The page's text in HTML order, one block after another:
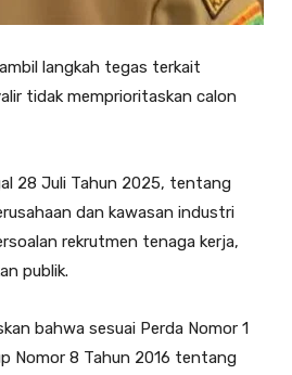
langkah tegas terkait
tidak memprioritaskan calon
28 Juli Tahun 2025, tentang
dan kawasan industri
rekrutmen tenaga kerja,
publik.
bahwa sesuai Perda Nomor 1
Nomor 8 Tahun 2016 tentang